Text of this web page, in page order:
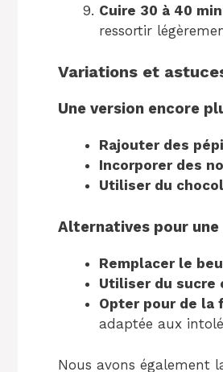
Cuire 30 à 40
ressortir
Variations et
Une version encore
Rajouter des
Incorporer des
Utiliser du
Alternatives pour
Remplacer le
Utiliser du sucre
Opter pour de la
adaptée aux
Nous avons également